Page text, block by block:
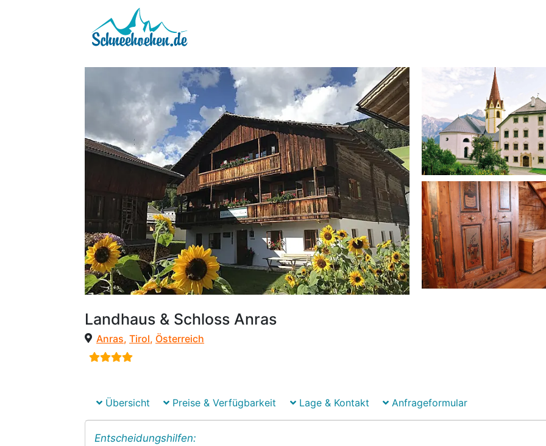
Landhaus & Schloss Anras
Anras,Tirol, Österreich
Übersicht Preise & Verfügbarkeit Lage & Kontakt Anfrageformular
Entscheidungshilfen: